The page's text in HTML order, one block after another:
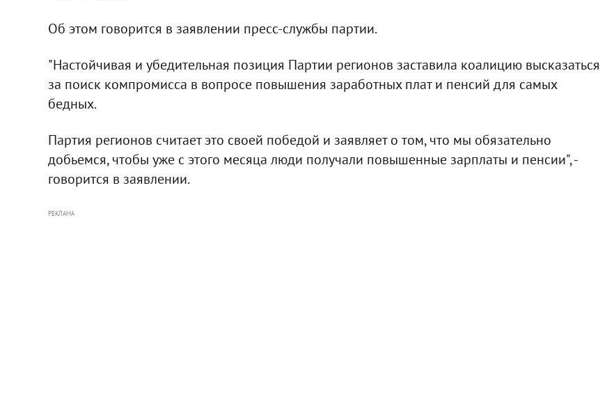
Об этом говорится в заявлении пресс-службы партии.
"Настойчивая и убедительная позиция Партии регионов заставила коалицию высказаться
за поиск компромисса в вопросе повышения заработных плат и пенсий для самых
бедных.
Партия регионов считает это своей победой и заявляет о том, что мы обязательно
добьемся, чтобы уже с этого месяца люди получали повышенные зарплаты и пенсии", -
говорится в заявлении.
РЕКЛАМА